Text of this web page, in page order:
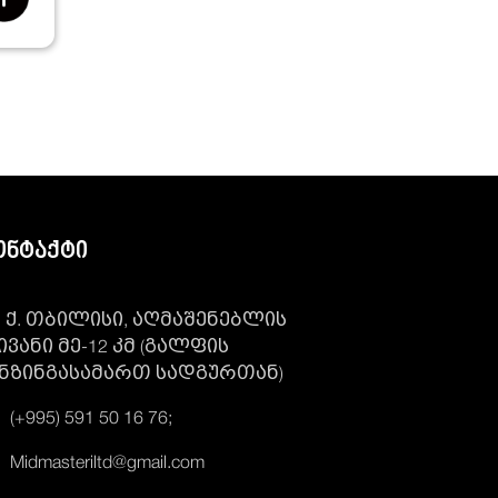
ქ. თბილისი, აღმაშენებლის
მე-12 კმ (გალფის
სადგურთან)
(+995) 591 50 16 76;
Midmasteriltd@gmail.com